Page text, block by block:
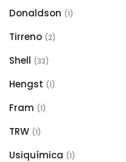
Donaldson (1)
Tirreno (2)
Shell (33)
Hengst (1)
Fram (1)
TRW (1)
Usiquímica (1)